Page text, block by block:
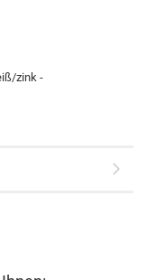
zink -